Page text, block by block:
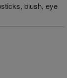
blush, eye